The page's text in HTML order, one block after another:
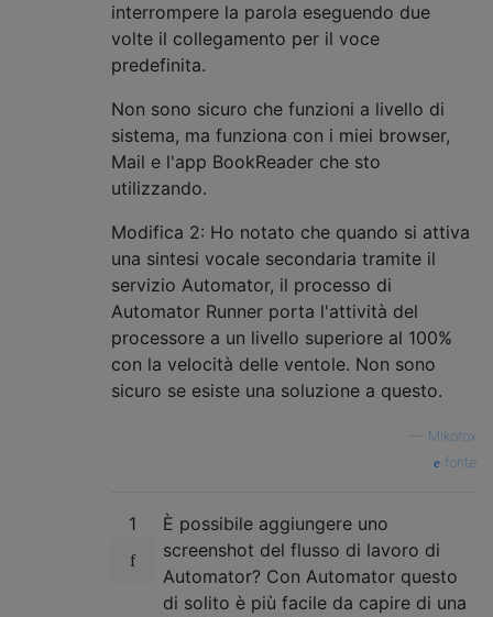
interrompere la parola eseguendo due
volte il collegamento per il voce
predefinita.
Non sono sicuro che funzioni a livello di
sistema, ma funziona con i miei browser,
Mail e l'app BookReader che sto
utilizzando.
Modifica 2: Ho notato che quando si attiva
una sintesi vocale secondaria tramite il
servizio Automator, il processo di
Automator Runner porta l'attività del
processore a un livello superiore al 100%
con la velocità delle ventole. Non sono
sicuro se esiste una soluzione a questo.
Mikofox
fonte
1
È possibile aggiungere uno
screenshot del flusso di lavoro di
Automator? Con Automator questo
di solito è più facile da capire di una